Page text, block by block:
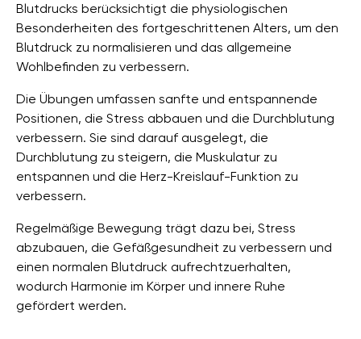
Blutdrucks berücksichtigt die physiologischen
Besonderheiten des fortgeschrittenen Alters, um den
Blutdruck zu normalisieren und das allgemeine
Wohlbefinden zu verbessern.
Die Übungen umfassen sanfte und entspannende
Positionen, die Stress abbauen und die Durchblutung
verbessern. Sie sind darauf ausgelegt, die
Durchblutung zu steigern, die Muskulatur zu
entspannen und die Herz-Kreislauf-Funktion zu
verbessern.
Regelmäßige Bewegung trägt dazu bei, Stress
abzubauen, die Gefäßgesundheit zu verbessern und
einen normalen Blutdruck aufrechtzuerhalten,
wodurch Harmonie im Körper und innere Ruhe
gefördert werden.